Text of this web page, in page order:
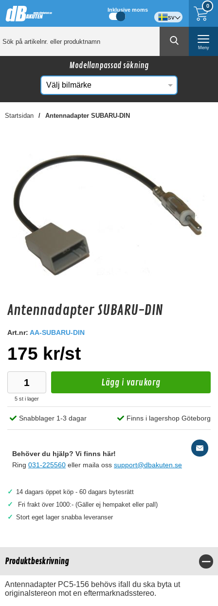
0
Inklusive moms
sv
Meny
Modellanpassad sökning
Startsidan Antennadapter SUBARU-DIN
dig?
Deaf Bonce Machete 20mm2 OFC (Svart)
20mm2 kopparkabel
Snabblager 1-3 dagar
Finns i lagershop Göteborg
Köp
Antennadapter SUBARU-DIN
Art.nr: AA-SUBARU-DIN
175 kr/st
5 st i lager
Lägg i varukorg
Snabblager 1-3 dagar Finns i lagershop Göteborg
Behöver du hjälp? Vi finns här!
Ring 031-225560 eller maila oss support@dbakuten.se
✓ 14 dagars öppet köp - 60 dagars bytesrätt
✓ Fri frakt över 1000:- (Gäller ej hempaket eller pall)
✓ Stort eget lager snabba leveranser
Produktbeskrivning
Antennadapter PC5-156 behövs ifall du ska byta ut
originalstereon mot en eftermarknadsstereo.